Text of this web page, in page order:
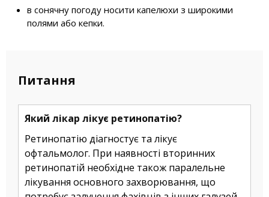
в сонячну погоду носити капелюхи з широкими
полями або кепки.
Питання
Який лікар лікує ретинопатію?
Ретинопатію діагностує та лікує
офтальмолог. При наявності вторинних
ретинопатій необхідне також паралельне
лікування основного захворювання, що